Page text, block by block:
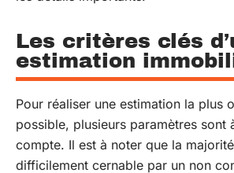
Les critères clés
estimation
Pour réaliser une estimation la plus
possible, plusieurs paramètres sont
compte. Il est à noter que la
difficilement cernable par un non